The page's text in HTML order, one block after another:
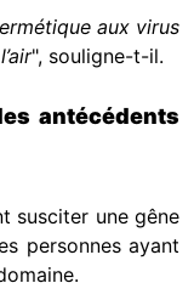
aux virus
", souligne-t-il.
antécédents
susciter une gêne
personnes ayant